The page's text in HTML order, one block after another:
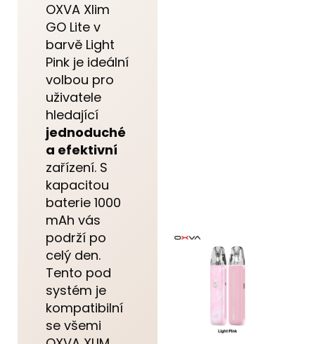
OXVA Xlim
GO Lite v
barvě Light
Pink je ideální
volbou pro
uživatele
hledající
jednoduché
a efektivní
zařízení. S
kapacitou
baterie 1000
mAh vás
podrží po
celý den.
Tento pod
systém je
kompatibilní
se všemi